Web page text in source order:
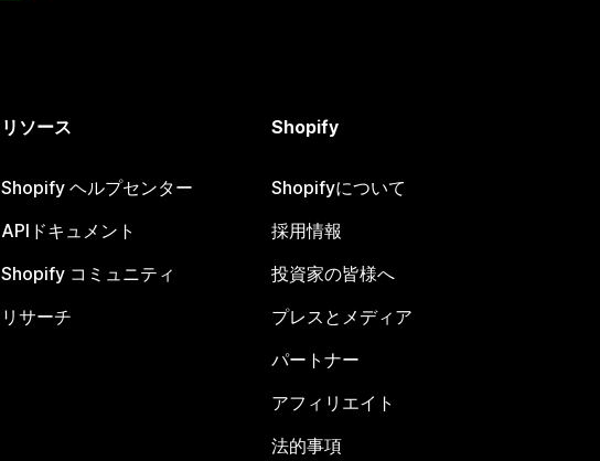
リソース
Shopify ヘルプセンター
APIドキュメント
Shopify コミュニティ
リサーチ
Shopify
Shopifyについて
採用情報
投資家の皆様へ
プレスとメディア
パートナー
アフィリエイト
法的事項